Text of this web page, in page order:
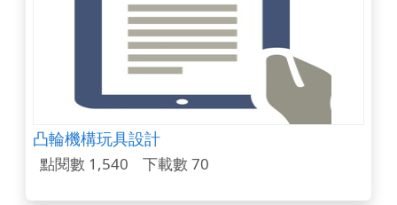
凸輪機構玩具設計
點閱數 1,540 下載數 70